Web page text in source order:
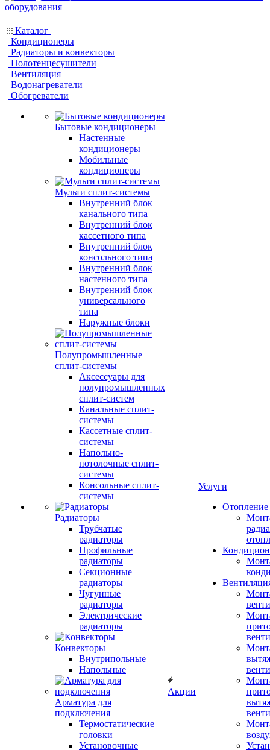
Каталог
Кондиционеры
Радиаторы и конвекторы
Полотенцесушители
Вентиляция
Водонагреватели
Обогреватели
Бытовые кондиционеры
Настенные
кондиционеры
Мобильные
кондиционеры
Мульти сплит-системы
Внутренний блок
канального типа
Внутренний блок
кассетного типа
Внутренний блок
консольного типа
Внутренний блок
настенного типа
Внутренний блок
универсального
типа
Наружные блоки
Полупромышленные
сплит-системы
Аксессуары для
полупромышленных
сплит-систем
Канальные сплит-
системы
Кассетные сплит-
системы
Напольно-
потолочные сплит-
системы
Консольные сплит-
системы
Радиаторы
Трубчатые
радиаторы
Профильные
радиаторы
Секционные
радиаторы
Чугунные
радиаторы
Электрические
радиаторы
Конвекторы
Внутрипольные
Напольные
Арматура для
подключения
Термостатические
головки
Установочные
Акции
Услуги
Отопление